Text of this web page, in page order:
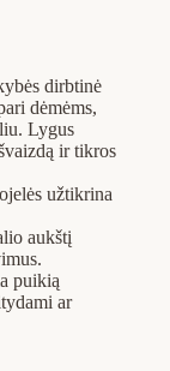
dirbtinė
dėmėms,
Lygus
ir tikros
užtikrina
aukštį
puikią
ar